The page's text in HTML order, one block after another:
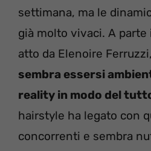
settimana, ma le
già molto vivaci. A
atto da Elenoire Ferruzzi,
sembra essersi
reality in modo del
hairstyle ha legato con
concorrenti e sembra